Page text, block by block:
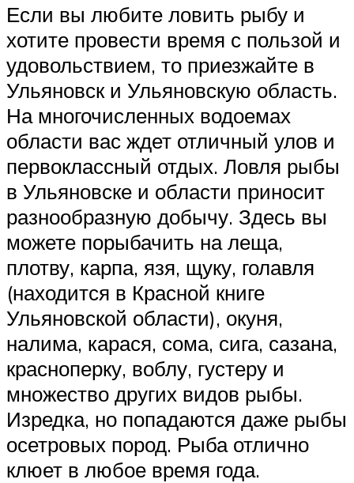
Если вы любите ловить рыбу и
хотите провести время с пользой и
удовольствием, то приезжайте в
Ульяновск и Ульяновскую область.
На многочисленных водоемах
области вас ждет отличный улов и
первоклассный отдых. Ловля рыбы
в Ульяновске и области приносит
разнообразную добычу. Здесь вы
можете порыбачить на леща,
плотву, карпа, язя, щуку, голавля
(находится в Красной книге
Ульяновской области), окуня,
налима, карася, сома, сига, сазана,
красноперку, воблу, густеру и
множество других видов рыбы.
Изредка, но попадаются даже рыбы
осетровых пород. Рыба отлично
клюет в любое время года.